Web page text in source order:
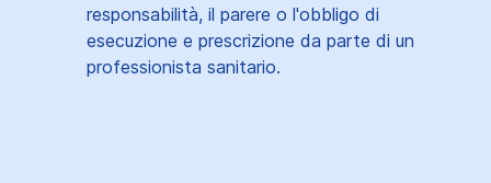
responsabilità, il parere o l'obbligo di
esecuzione e prescrizione da parte di un
professionista sanitario.